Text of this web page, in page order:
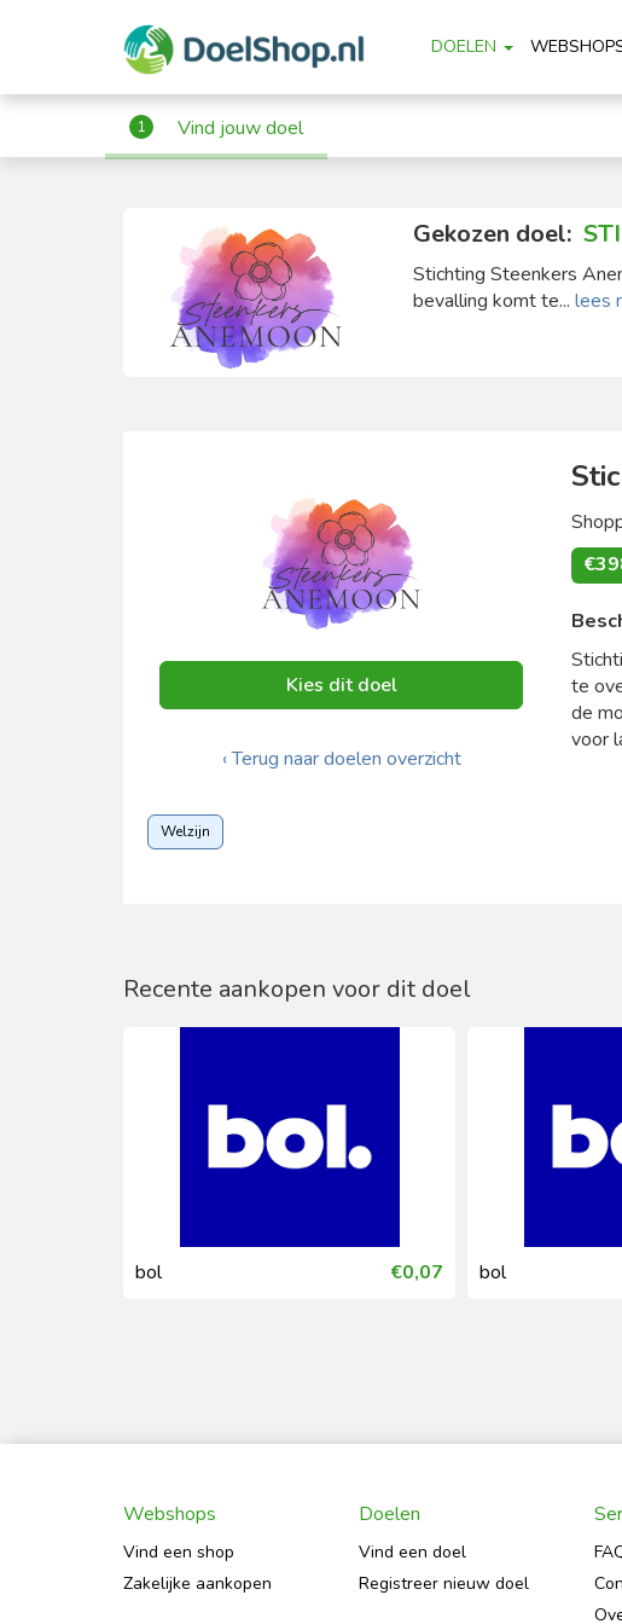
DOELEN
1 Vind jouw doel
Gekozen doel:
Stichting Steenkers
bevalling komt te... lees
Kies dit doel
‹ Terug naar doelen overzicht
Welzijn
te
de
voor
Recente aankopen voor dit doel
bol €0,07 bol
Webshops
Vind een shop
Zakelijke aankopen
Doelen
Vind een doel
Registreer nieuw doel